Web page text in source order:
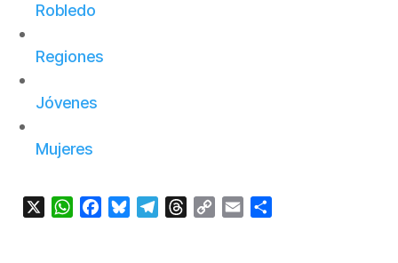
Robledo
Regiones
Jóvenes
Mujeres
WhatsApp
FacebookBlueskyTelegramThreads
Copy Email